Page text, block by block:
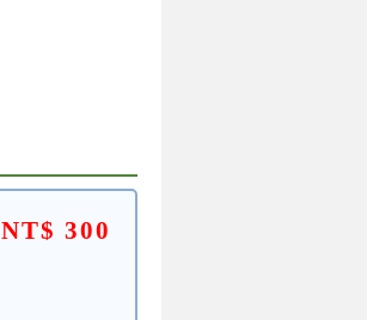
NT$ 300